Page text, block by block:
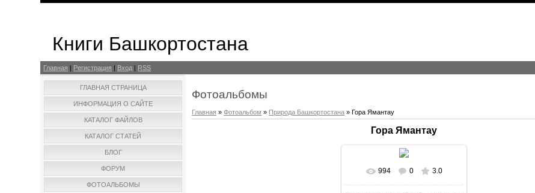
Книги Башкортостана
Главная | Регистрация | Вход | RSS
ГЛАВНАЯ СТРАНИЦА
ИНФОРМАЦИЯ О САЙТЕ
КАТАЛОГ ФАЙЛОВ
КАТАЛОГ СТАТЕЙ
БЛОГ
ФОРУМ
ФОТОАЛЬБОМЫ
Фотоальбомы
Главная »Фотоальбом » Природа Башкортостана » Гора Ямантау
Гора Ямантау
В реальном размере
994 0 3.0